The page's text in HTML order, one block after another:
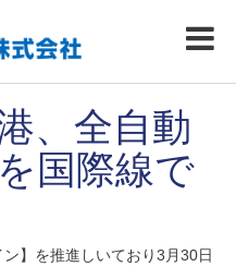
、全自動
国際線で
】を推進しいており3月30日